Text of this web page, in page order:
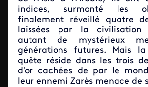
indices, surmonté les
finalement réveillé quatre
laissées par la civilisation
autant de mystérieux
générations futures. Mais
quête réside dans les trois
d'or cachées de par le
leur ennemi Zarès menace de